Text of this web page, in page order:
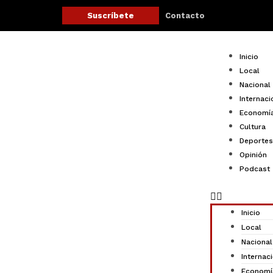
contenido
Suscríbete Contacto
Inicio
Local
Nacional
Cultura
Deportes
Opinión
Podcast
Menu
Inicio
Local
Nacional